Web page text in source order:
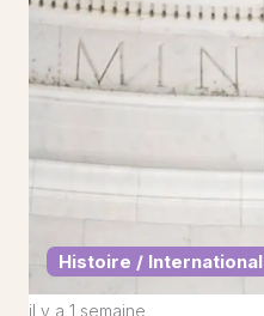
Histoire /
il y a 1 semaine